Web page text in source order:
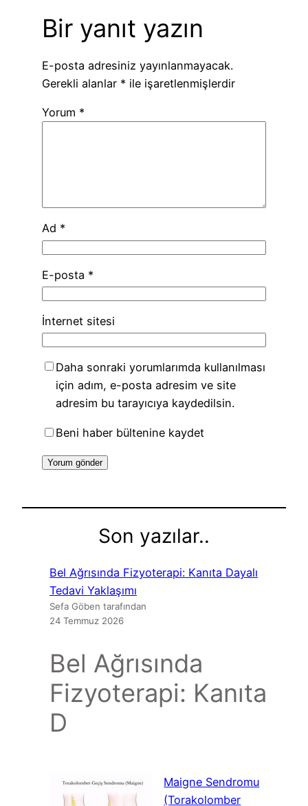
Bir yanıt yazın
E-posta adresiniz yayınlanmayacak.
Gerekli alanlar * ile işaretlenmişlerdir
Yorum *
Ad *
E-posta *
İnternet sitesi
Daha sonraki yorumlarımda kullanılması
için adım, e-posta adresim ve site
adresim bu tarayıcıya kaydedilsin.
Beni haber bültenine kaydet
Son yazılar..
Bel Ağrısında Fizyoterapi: Kanıta Dayalı
Tedavi Yaklaşımı
Sefa Göben tarafından
24 Temmuz 2026
Bel Ağrısında
Fizyoterapi: Kanıta
D
Maigne Sendromu
(Torakolomber